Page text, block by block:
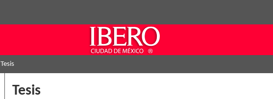
Tesis
Tesis